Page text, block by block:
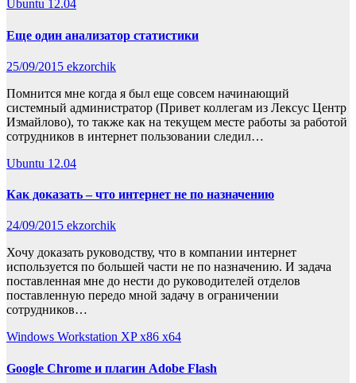
Ubuntu 12.04
Еще один анализатор статистики
25/09/2015 ekzorchik
Помнится мне когда я был еще совсем начинающий
системный администратор (Привет коллегам из Лексус Центр
Измайлово), то также как на текущем месте работы за работой
сотрудников в интернет пользовании следил…
Ubuntu 12.04
Как доказать – что интернет не по назначению
24/09/2015 ekzorchik
Хочу доказать руководству, что в компании интернет
используется по большей части не по назначению. И задача
поставленная мне до нести до руководителей отделов
поставленную передо мной задачу в ограничении
сотрудников…
Windows Workstation XP x86 x64
Google Chrome и плагин Adobe Flash